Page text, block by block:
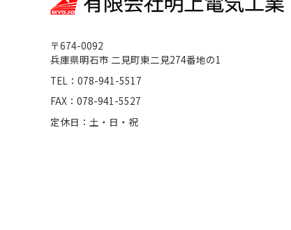
〒674-0092
兵庫県明石市 二見町東二見274番地の1
TEL：078-941-5517
FAX：078-941-5527
定休日：土・日・祝